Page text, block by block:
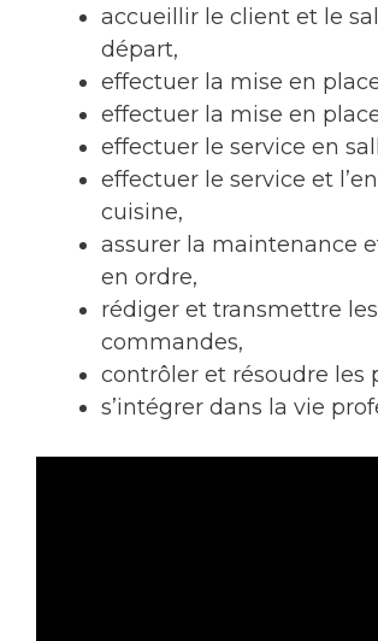
accueillir le client et le
départ,
effectuer la mise en
effectuer la mise en
effectuer le service en
effectuer le service et
cuisine,
assurer la maintenance
en ordre,
rédiger et transmettre les
commandes,
contrôler et résoudre les
s’intégrer dans la vie